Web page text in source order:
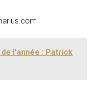
l'année : Patrick